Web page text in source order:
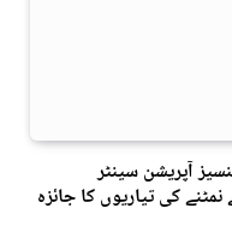
آپریشن سینٹر
کی تیاریوں کا جائزہ